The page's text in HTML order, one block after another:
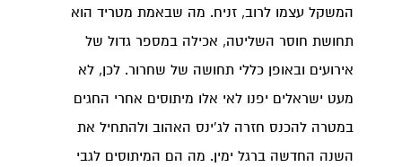
המשקל עצמו לרוב, זניח. מה שבאמת מטריד הוא
תחושת חוסר השליטה, אכילה במספר גדול של
אירועים ובאופן כללי תחושה של שחרור. לכן, לא
מעט ישראלים יפנו לאי אלו מיתוסים אחרי החגים
במטרה להכנס חזרה לג'ינס האהוב ולהתחיל את
השנה החדשה ברגל ימין. מה הם המיתוסים לגבי